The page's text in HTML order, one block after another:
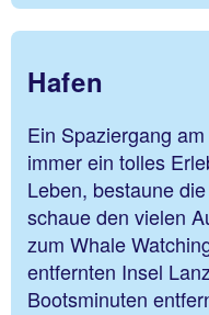
Hafen
Ein Spaziergang
immer ein tolles
Leben, bestaune
schaue den vielen
zum Whale
entfernten Insel
Bootsminuten